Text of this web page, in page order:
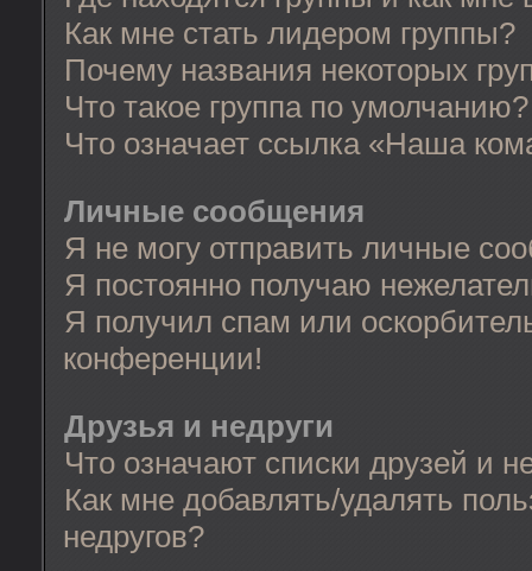
Как мне стать лидером группы?
Почему названия некоторых
Что такое группа по умолчанию?
Что означает ссылка «Наша
Личные сообщения
Я не могу отправить личные
Я постоянно получаю
Я получил спам или
конференции!
Друзья и недруги
Что означают списки друзей и
Как мне добавлять/удалять
недругов?